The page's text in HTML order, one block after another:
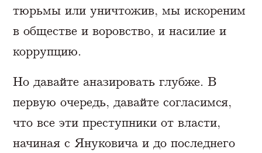
тюрьмы или уничтожив, мы искореним
в обществе и воровство, и насилие и
коррупцию.
Но давайте аназировать глубже. В
первую очередь, давайте согласимся,
что все эти преступники от власти,
начиная с Януковича и до последнего